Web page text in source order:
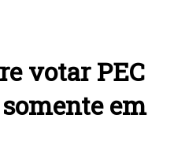
votar PEC
em